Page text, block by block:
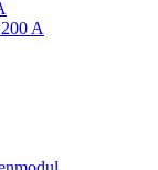
A